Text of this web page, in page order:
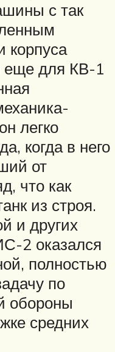
с так
корпуса
еще для КВ-1
легко
когда в него
от
что как
из строя.
и других
2 оказался
полностью
по
обороны
средних